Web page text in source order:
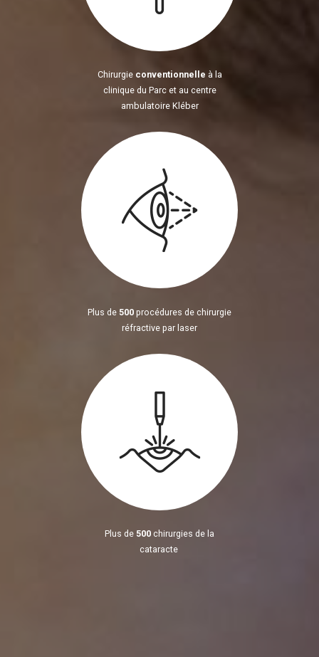
Chirurgie conventionnelle à la
clinique du Parc et au centre
ambulatoire Kléber
Plus de 500 procédures de chirurgie
réfractive par laser
Plus de 500 chirurgies de la
cataracte